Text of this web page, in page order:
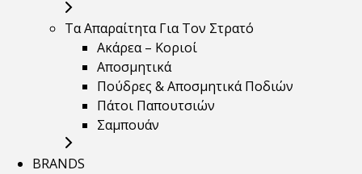
Τα Απαραίτητα Για Τον Στρατό
Ακάρεα – Κοριοί
Αποσμητικά
Πούδρες & Αποσμητικά Ποδιών
Πάτοι Παπουτσιών
Σαμπουάν
BRANDS